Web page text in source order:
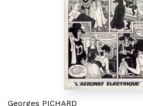
Georges PICHARD